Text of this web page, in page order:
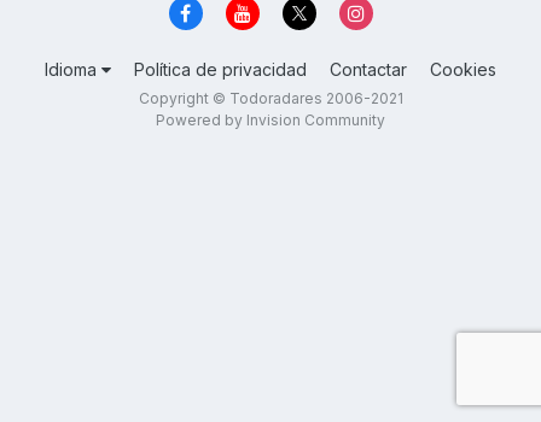
Idioma Política de privacidad Contactar Cookies
Copyright © Todoradares 2006-2021
Powered by Invision Community